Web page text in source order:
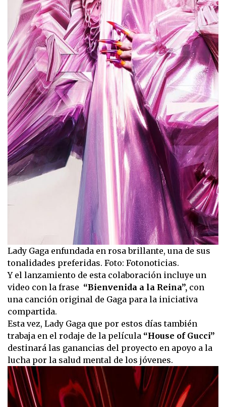
Lady Gaga enfundada en rosa brillante, una de sus
tonalidades preferidas. Foto: Fotonoticias.
Y el lanzamiento de esta colaboración incluye un
video con la frase “Bienvenida a la Reina”, con
una canción original de Gaga para la iniciativa
compartida.
Esta vez, Lady Gaga que por estos días también
trabaja en el rodaje de la película “House of Gucci”
destinará las ganancias del proyecto en apoyo a la
lucha por la salud mental de los jóvenes.